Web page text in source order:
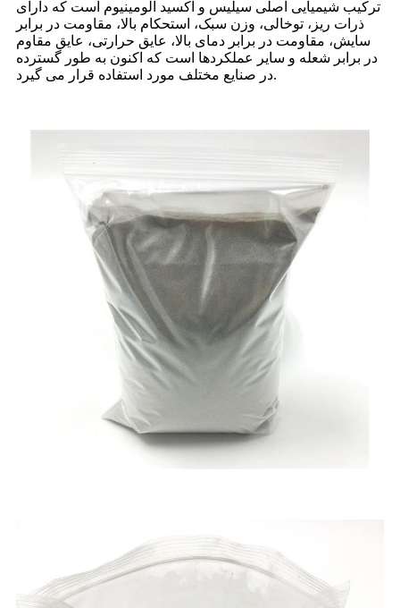
ترکیب شیمیایی اصلی سیلیس و اکسید آلومینیوم است که دارای
ذرات ریز، توخالی، وزن سبک، استحکام بالا، مقاومت در برابر
سایش، مقاومت در برابر دمای بالا، عایق حرارتی، عایق مقاوم
در برابر شعله و سایر عملکردها است که اکنون به طور گسترده
در صنایع مختلف مورد استفاده قرار می گیرد.